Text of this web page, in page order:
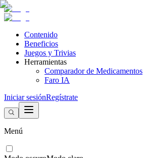
Contenido
Beneficios
Juegos y Trivias
Herramientas
Comparador de Medicamentos
Faro IA
Iniciar sesiónRegístrate
Menú